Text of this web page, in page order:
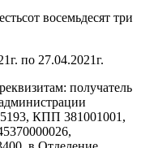
восемьдесят три
по 27.04.2021г.
получатель
КПП 381001001,